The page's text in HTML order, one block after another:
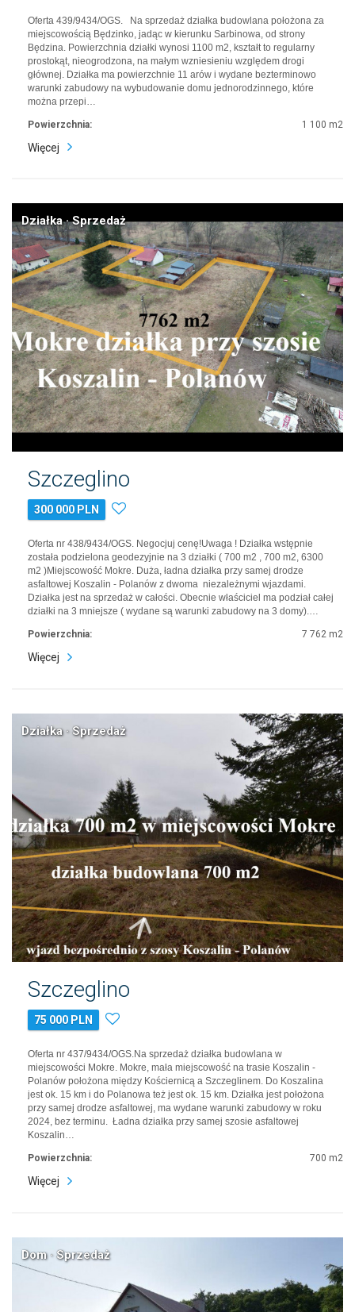
Oferta 439/9434/OGS. Na sprzedaż działka budowlana położona za
miejscowością Będzinko, jadąc w kierunku Sarbinowa, od strony
Będzina. Powierzchnia działki wynosi 1100 m2, kształt to regularny
prostokąt, nieogrodzona, na małym wzniesieniu względem drogi
głównej. Działka ma powierzchnie 11 arów i wydane bezterminowo
warunki zabudowy na wybudowanie domu jednorodzinnego, które
można przepi…
Powierzchnia: 1 100 m2
Więcej
Działka · Sprzedaż
Szczeglino
300 000 PLN
Oferta nr 438/9434/OGS. Negocjuj cenę!Uwaga ! Działka wstępnie
została podzielona geodezyjnie na 3 działki ( 700 m2 , 700 m2, 6300
m2 )Miejscowość Mokre. Duża, ładna działka przy samej drodze
asfaltowej Koszalin - Polanów z dwoma niezależnymi wjazdami.
Działka jest na sprzedaż w całości. Obecnie właściciel ma podział całej
działki na 3 mniejsze ( wydane są warunki zabudowy na 3 domy).…
Powierzchnia: 7 762 m2
Więcej
Działka · Sprzedaż
Szczeglino
75 000 PLN
Oferta nr 437/9434/OGS.Na sprzedaż działka budowlana w
miejscowości Mokre. Mokre, mała miejscowość na trasie Koszalin -
Polanów położona między Kościernicą a Szczeglinem. Do Koszalina
jest ok. 15 km i do Polanowa też jest ok. 15 km. Działka jest położona
przy samej drodze asfaltowej, ma wydane warunki zabudowy w roku
2024, bez terminu. Ładna działka przy samej szosie asfaltowej
Koszalin…
Powierzchnia: 700 m2
Więcej
Dom · Sprzedaż